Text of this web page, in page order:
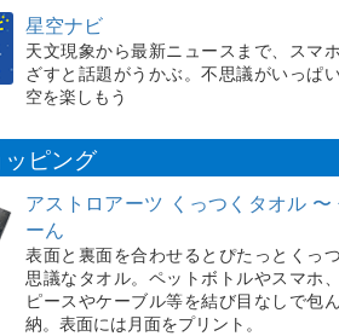
星空ナビ
天文現象から最新ニュースまで、スマ
ざすと話題がうかぶ。不思議がいっぱ
空を楽しもう
ッピング
アストロアーツ くっつくタオル 〜
ーん
表面と裏面を合わせるとぴたっとくっ
思議なタオル。ペットボトルやスマホ
ピースやケーブル等を結び目なしで包
納。表面には月面をプリント。